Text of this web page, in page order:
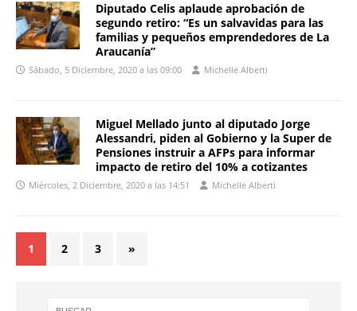
Diputado Celis aplaude aprobación de
segundo retiro: “Es un salvavidas para las
familias y pequeños emprendedores de La
Araucanía”
Sábado, 5 Diciembre, 2020 a las 09:00 Michelle Alberti
Miguel Mellado junto al diputado Jorge
Alessandri, piden al Gobierno y la Super de
Pensiones instruir a AFPs para informar
impacto de retiro del 10% a cotizantes
Miércoles, 2 Diciembre, 2020 a las 14:51 Michelle Alberti
1 2 3 »